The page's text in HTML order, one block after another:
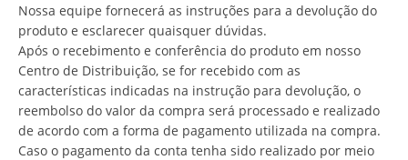
Nossa equipe fornecerá as instruções para a devolução do
produto e esclarecer quaisquer dúvidas.
Após o recebimento e conferência do produto em nosso
Centro de Distribuição, se for recebido com as
características indicadas na instrução para devolução, o
reembolso do valor da compra será processado e realizado
de acordo com a forma de pagamento utilizada na compra.
Caso o pagamento da conta tenha sido realizado por meio